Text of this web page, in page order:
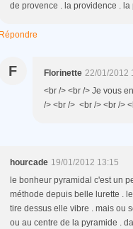
de provence . la providence .
Répondre
F Florinette 22/01/2012
<br /> <br /> Je vous
/> <br /> <br /> <br />
hourcade 19/01/2012 13:15
le bonheur pyramidal c'est un
méthode depuis belle lurette .
tire dessus elle vibre . mais ou
ou au centre de la pyramide .